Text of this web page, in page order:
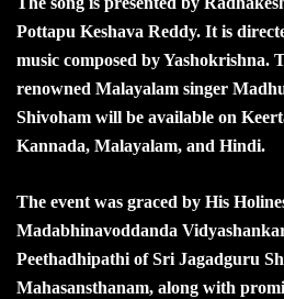
Pottapu Keshava Reddy. It is
music composed by Yashokrishna.
renowned Malayalam singer
Shivoham will be available on
Kannada, Malayalam, and Hindi.
The event was graced by His
Madabhinavoddanda
Peethadhipathi of Sri Jagadguru
Mahasansthanam, along with